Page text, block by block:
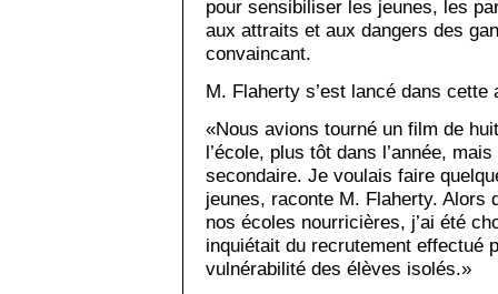
pour sensibiliser les jeunes, les
aux attraits et aux dangers des
convaincant.
M. Flaherty s’est lancé dans cette
«Nous avions tourné un film de
l’école, plus tôt dans l’année,
secondaire. Je voulais faire
jeunes, raconte M. Flaherty. Alors
nos écoles nourricières, j’ai été
inquiétait du recrutement effectué
vulnérabilité des élèves isolés.»